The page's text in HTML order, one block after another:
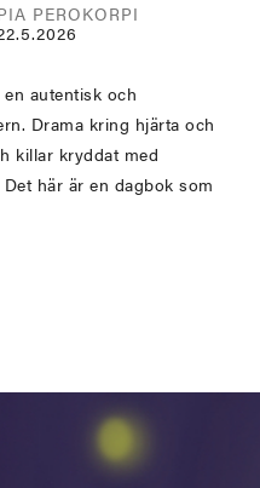
PEROKORPI
autentisk och
Drama kring hjärta och
killar kryddat med
här är en dagbok som